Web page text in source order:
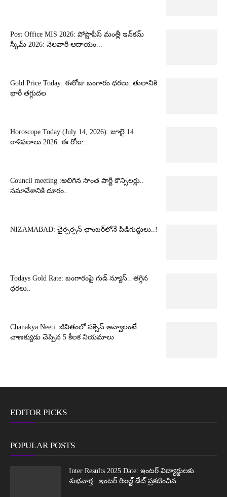
Post Office MIS 2026: పోస్టాఫీస్ మంత్లీ ఇన్‌కమ్
స్కీమ్ 2026: నెలవారీ ఆదాయం...
Gold Price Today: ఈరోజు బంగారం ధరలు: తులానికి
భారీ తగ్గుదల
Horoscope Today (July 14, 2026): జూలై 14
రాశిఫలాలు 2026: ఈ రోజు...
Council meeting :అలిగిన సొంత పార్టీ కౌన్సిలర్లు..
సమావేశానికి దూరం..
NIZAMABAD: చైర్పర్సన్ ఛాంబర్‌లోనే పిడిగుద్దులు..!
Todays Gold Rate: బంగారంపై గుడ్ న్యూస్.. తగ్గిన
ధరలు..
Chanakya Neeti: జీవితంలో సక్సెస్ అవ్వాలంటే
చాణక్యుడు చెప్పిన 5 కీలక నియమాలు
EDITOR PICKS
POPULAR POSTS
Inter Results 2025 Date: ఇంటర్ విద్యార్థులకు
శుభవార్త.. ఇంటర్ రిజల్ట్ డేట్ ప్రకటించిన...